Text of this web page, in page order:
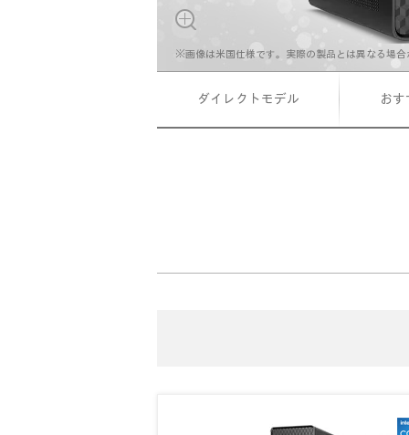
※画像は米国仕様です。実際の製品とは異なる場合
ダイレクトモデル おす